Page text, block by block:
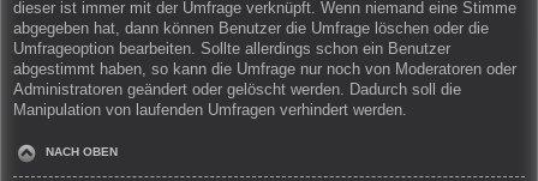
dieser ist immer mit der Umfrage verknüpft. Wenn niemand eine Stimme
abgegeben hat, dann können Benutzer die Umfrage löschen oder die
Umfrageoption bearbeiten. Sollte allerdings schon ein Benutzer
abgestimmt haben, so kann die Umfrage nur noch von Moderatoren oder
Administratoren geändert oder gelöscht werden. Dadurch soll die
Manipulation von laufenden Umfragen verhindert werden.
NACH OBEN